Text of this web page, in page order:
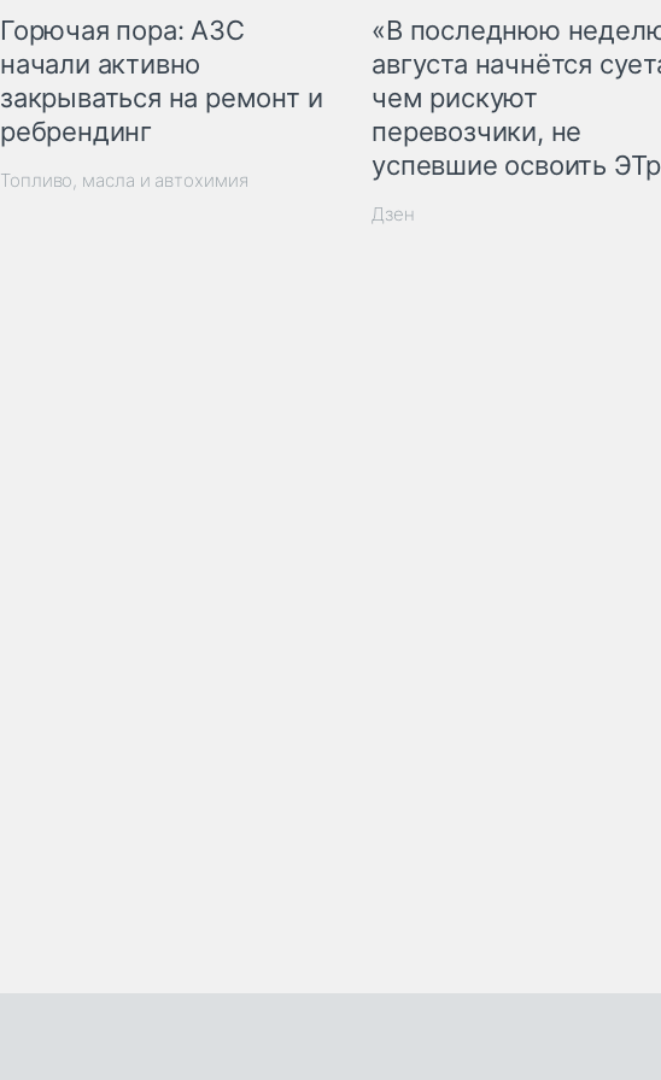
Горючая пора: АЗС
начали активно
закрываться на ремонт и
ребрендинг
Топливо, масла и автохимия
«В последнюю
августа начнётся
чем рискуют
перевозчики, не
успевшие освоить
Дзен